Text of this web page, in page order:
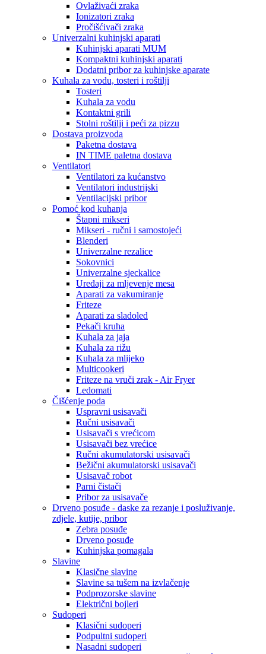
Ovlaživaći zraka
Ionizatori zraka
Pročišćivači zraka
Univerzalni kuhinjski aparati
Kuhinjski aparati MUM
Kompaktni kuhinjski aparati
Dodatni pribor za kuhinjske aparate
Kuhala za vodu, tosteri i roštilji
Tosteri
Kuhala za vodu
Kontaktni grili
Stolni roštilji i peći za pizzu
Dostava proizvoda
Paketna dostava
IN TIME paletna dostava
Ventilatori
Ventilatori za kućanstvo
Ventilatori industrijski
Ventilacijski pribor
Pomoć kod kuhanja
Štapni mikseri
Mikseri - ručni i samostojeći
Blenderi
Univerzalne rezalice
Sokovnici
Univerzalne sjeckalice
Uređaji za mljevenje mesa
Aparati za vakumiranje
Friteze
Aparati za sladoled
Pekači kruha
Kuhala za jaja
Kuhala za rižu
Kuhala za mlijeko
Multicookeri
Friteze na vruči zrak - Air Fryer
Ledomati
Čišćenje poda
Uspravni usisavači
Ručni usisavači
Usisavači s vrećicom
Usisavači bez vrećice
Ručni akumulatorski usisavači
Bežični akumulatorski usisavači
Usisavač robot
Parni čistači
Pribor za usisavače
Drveno posuđe - daske za rezanje i posluživanje,
zdjele, kutije, pribor
Zebra posuđe
Drveno posuđe
Kuhinjska pomagala
Slavine
Klasične slavine
Slavine sa tušem na izvlačenje
Podprozorske slavine
Električni bojleri
Sudoperi
Klasični sudoperi
Podpultni sudoperi
Nasadni sudoperi